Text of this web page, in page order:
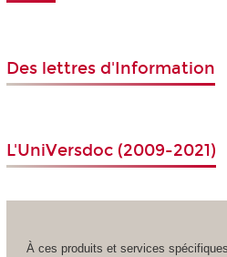
Des lettres d'Information
L'UniVersdoc(2009-2021)
À ces produits et services